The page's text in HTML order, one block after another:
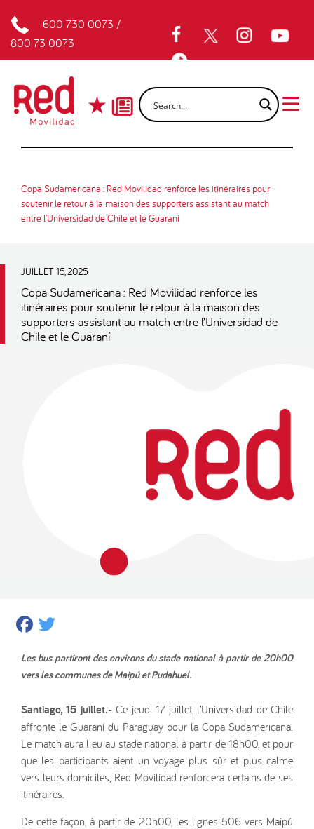
600 730 0073 /
800 73 0073
Copa Sudamericana : Red Movilidad renforce les itinéraires pour
soutenir le retour à la maison des supporters assistant au match
entre l’Universidad de Chile et le Guaraní
JUILLET 15, 2025
Copa Sudamericana : Red Movilidad renforce les
itinéraires pour soutenir le retour à la maison des
supporters assistant au match entre l’Universidad de
Chile et le Guaraní
Facebook
Les bus partiront des environs du stade national à partir de 20h00
vers les communes de Maipú et Pudahuel.
Santiago, 15 juillet.-Ce jeudi 17 juillet, l’Universidad de Chile
affronte le Guaraní du Paraguay pour la Copa Sudamericana.
Le match aura lieu au stade national à partir de 18h00, et pour
que les participants aient un voyage plus sûr et plus calme
vers leurs domiciles, Red Movilidad renforcera certains de ses
itinéraires.
De cette façon, à partir de 20h00, les lignes 506 vers Maipú